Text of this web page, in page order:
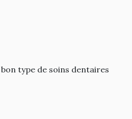
type de soins dentaires